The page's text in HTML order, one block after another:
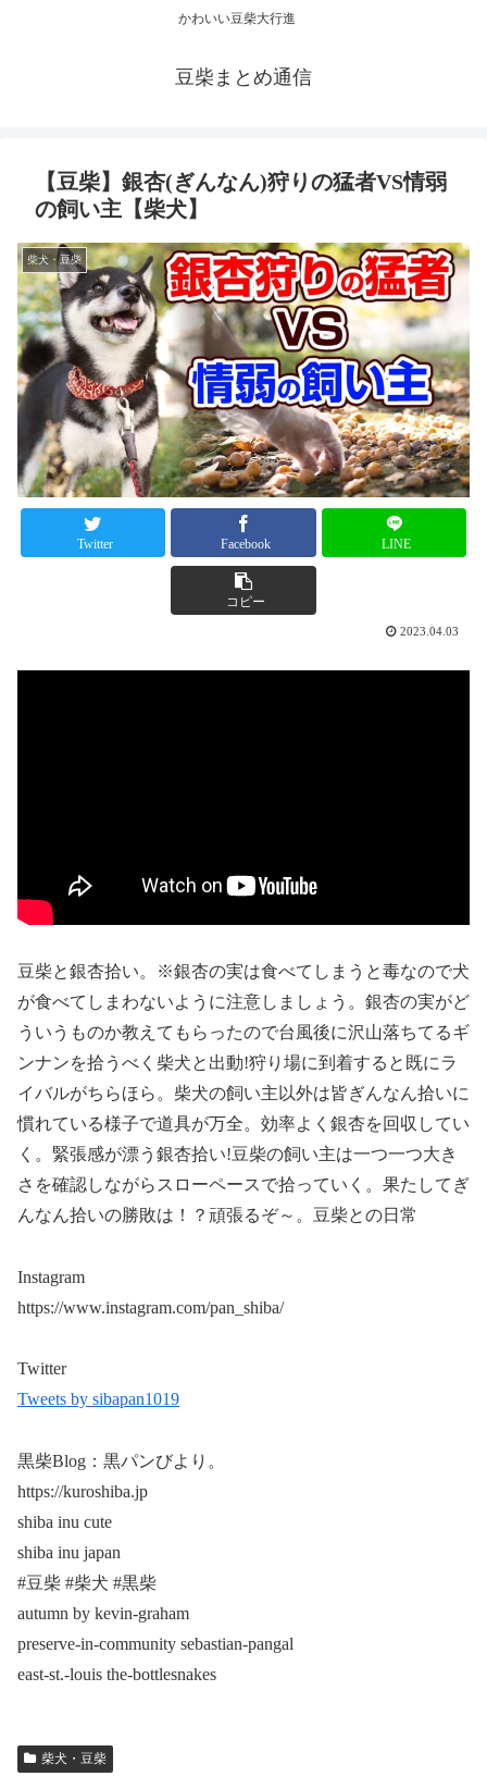
かわいい豆柴大行進
豆柴まとめ通信
【豆柴】銀杏(ぎんなん)狩りの猛者VS情弱
の飼い主【柴犬】
柴犬・豆柴
Twitter Facebook LINE
コピー
2023.04.03
豆柴と銀杏拾い。※銀杏の実は食べてしまうと毒なので犬
が食べてしまわないように注意しましょう。銀杏の実がど
ういうものか教えてもらったので台風後に沢山落ちてるギ
ンナンを拾うべく柴犬と出動!狩り場に到着すると既にラ
イバルがちらほら。柴犬の飼い主以外は皆ぎんなん拾いに
慣れている様子で道具が万全。効率よく銀杏を回収してい
く。緊張感が漂う銀杏拾い!豆柴の飼い主は一つ一つ大き
さを確認しながらスローペースで拾っていく。果たしてぎ
んなん拾いの勝敗は！？頑張るぞ～。豆柴との日常
Instagram
https://www.instagram.com/pan_shiba/
Twitter
Tweets by sibapan1019
黒柴Blog：黒パンびより。
https://kuroshiba.jp
shiba inu cute
shiba inu japan
#豆柴 #柴犬 #黒柴
autumn by kevin-graham
preserve-in-community sebastian-pangal
east-st.-louis the-bottlesnakes
柴犬・豆柴